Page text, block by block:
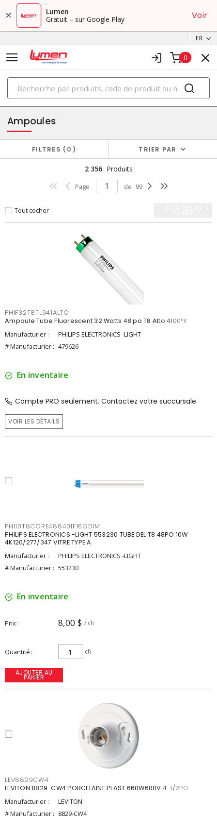
Lumen
Gratuit – sur Google Play
Voir
FR
0
PRODUITS
éclairage
Ampoules
FILTRES 0 TRIER PAR
2 356 Produits
Page de 99
Tout cocher
PHIF32T8TL941ALTO
Ampoule Tube Fluorescent 32 Watts 48 po T8 Alto 4100°K
Manufacturier :
PHILIPS ELECTRONICS -LIGHT
# Manufacturier : 479626
En inventaire
Compte PRO seulement. Contactez votre succursale
VOIR LES DÉTAILS
PHI10T8CORE48840IF16GDIM
PHILIPS ELECTRONICS -LIGHT 553230 TUBE DEL T8 48PO 10W
4K120/277/347 VITRE TYPE A
Manufacturier :
PHILIPS ELECTRONICS -LIGHT
# Manufacturier : 553230
En inventaire
Prix 8,00 $ / ch
Quantité ch
AJOUTER AU
PANIER
LEV8829CW4
LEVITON 8829-CW4 PORCELAINE PLAST 660W600V 4-1/2PO
Manufacturier :
LEVITON
# Manufacturier : 8829-CW4